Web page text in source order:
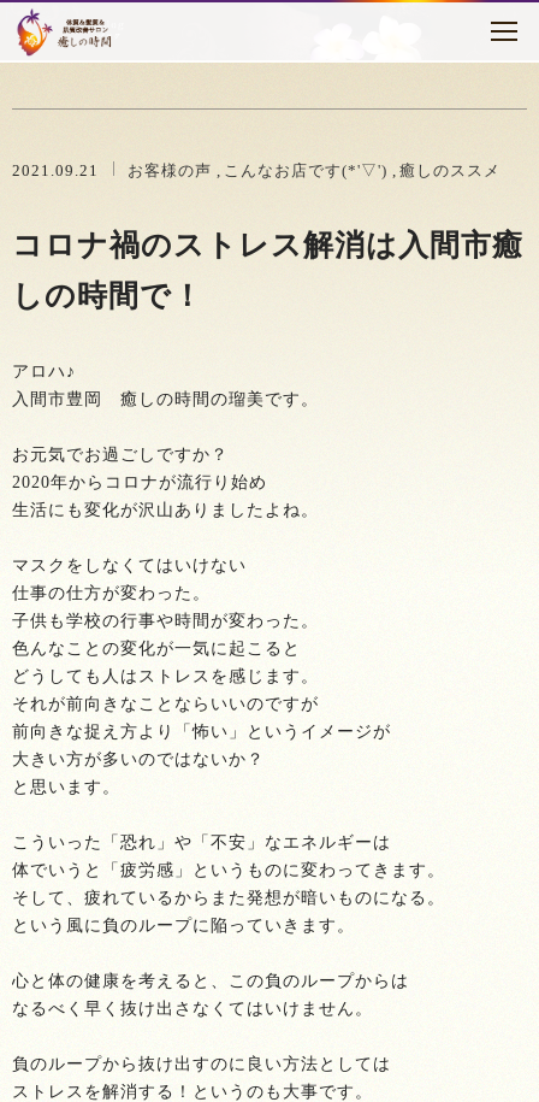
癒しの時間について
トピックス
2021.09.21 お客様の声 こんなお店です(*'▽') 癒しのススメ
コロナ禍のストレス解消は入間市癒
しの時間で！
アロハ♪
入間市豊岡 癒しの時間の瑠美です。
お元気でお過ごしですか？
2020年からコロナが流行り始め
生活にも変化が沢山ありましたよね。
マスクをしなくてはいけない
仕事の仕方が変わった。
子供も学校の行事や時間が変わった。
色んなことの変化が一気に起こると
どうしても人はストレスを感じます。
それが前向きなことならいいのですが
前向きな捉え方より「怖い」というイメージが
大きい方が多いのではないか？
と思います。
こういった「恐れ」や「不安」なエネルギーは
体でいうと「疲労感」というものに変わってきます。
そして、疲れているからまた発想が暗いものになる。
という風に負のループに陥っていきます。
心と体の健康を考えると、この負のループからは
なるべく早く抜け出さなくてはいけません。
負のループから抜け出すのに良い方法としては
ストレスを解消する！というのも大事です。